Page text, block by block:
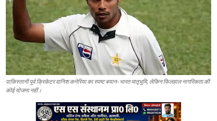
पाकिस्तानी पूर्व क्रिकेटर दानिश कनेरिया का स्पष्ट बयान- भारत मातृभूमि, लेकिन फिलहाल नागरिकता की
कोई योजना नहीं।